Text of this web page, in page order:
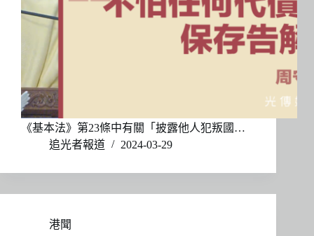
《基本法》第23條中有關「披露他人犯叛國…
追光者報道
2024-03-29
港聞